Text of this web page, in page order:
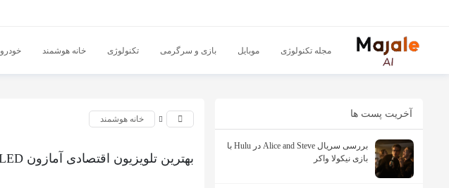
مجله تکنولوژی موبایل بازی و سرگرمی تکنولوژی خانه هوشمند خودرو
آخریت پست ها
بررسی سریال Alice and Steve در Hulu با
بازی نیکولا واکر
خانه هوشمند
بهترین تلویزیون اقتصادی آمازون Omni QLED با تخفیف ویژه